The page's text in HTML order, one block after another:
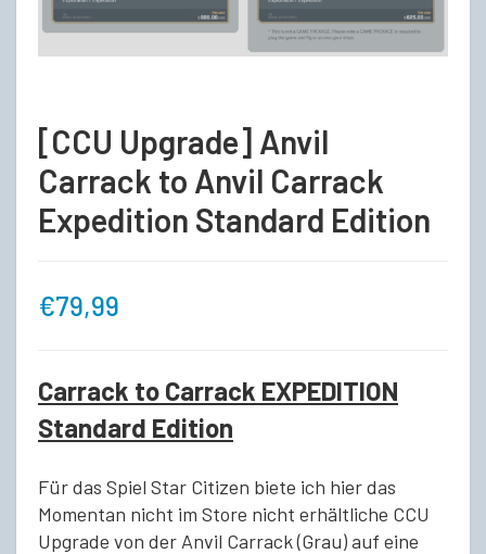
[CCU Upgrade] Anvil
Carrack to Anvil Carrack
Expedition Standard Edition
€79,99
Carrack to Carrack EXPEDITION
Standard Edition
Für das Spiel Star Citizen biete ich hier das
Momentan nicht im Store nicht erhältliche CCU
Upgrade von der Anvil Carrack (Grau) auf eine